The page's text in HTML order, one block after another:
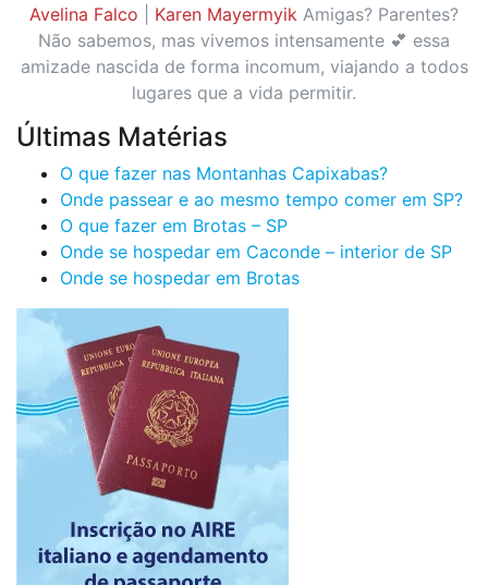
Avelina Falco Karen Mayermyik Amigas? Parentes?
Não sabemos, mas vivemos intensamente 💕 essa
amizade nascida de forma incomum, viajando a todos
lugares que a vida permitir.
Últimas Matérias
O que fazer nas Montanhas Capixabas?
Onde passear e ao mesmo tempo comer em SP?
O que fazer em Brotas – SP
Onde se hospedar em Caconde – interior de SP
Onde se hospedar em Brotas